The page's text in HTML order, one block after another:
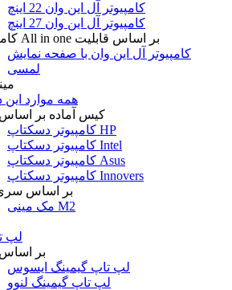
کامپیوتر آل این وان 22 اینچ
کامپیوتر آل این وان 27 اینچ
کامپیوتر All in one بر اساس قابلیت
کامپیوتر آل این وان با صفحه نمایش
لمسی
همه موارد این
کیس آماده بر اساس
کامپیوتر دسکتاپ HP
کامپیوتر دسکتاپ Intel
کامپیوتر دسکتاپ Asus
کامپیوتر دسکتاپ Innovers
بر اساس
مک مینی M2
لپ
بر اساس
لپ تاپ گیمینگ ایسوس
لپ تاپ گیمینگ لنوو